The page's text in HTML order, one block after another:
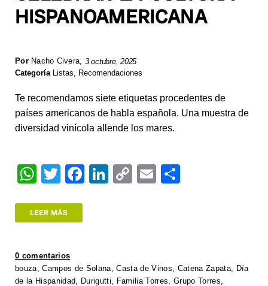
HISPANOAMERICANA
Por Nacho Civera, 3 octubre, 2025
Categoría
Listas Recomendaciones
Te recomendamos siete etiquetas procedentes de
países americanos de habla española. Una muestra de
diversidad vinícola allende los mares.
W
at
A
p
T
tt
F
o
Li
n
C
n
E
LEER MÁS
0 comentarios
bouza ,Campos de Solana ,Casta de Vinos Catena Zapata,
Día
de la Hispanidad
Durigutti Familia Torres Grupo Torres